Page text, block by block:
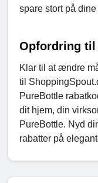
spare stort på
Opfordring til
Klar til at ændre
til
PureBottle
dit hjem, din
PureBottle. Nyd
rabatter på